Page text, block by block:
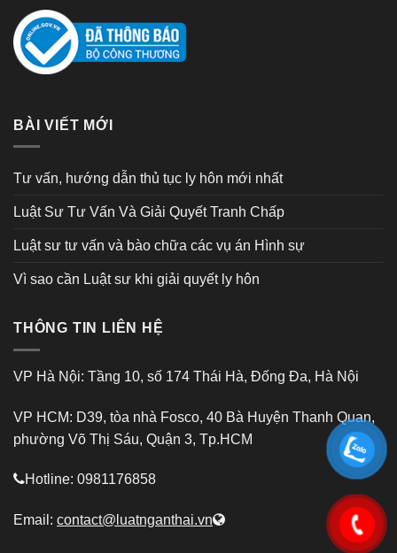
BÀI VIẾT MỚI
Tư vấn, hướng dẫn thủ tục ly hôn mới nhất
Luật Sư Tư Vấn Và Giải Quyết Tranh Chấp
Luật sư tư vấn và bào chữa các vụ án Hình sự
Vì sao cần Luật sư khi giải quyết ly hôn
THÔNG TIN LIÊN HỆ
VP Hà Nội: Tầng 10, số 174 Thái Hà, Đống Đa, Hà Nội
VP HCM: D39, tòa nhà Fosco, 40 Bà Huyện Thanh Quan,
phường Võ Thị Sáu, Quận 3, Tp.HCM
Hotline: 0981176858
Email: contact@luatnganthai.vn